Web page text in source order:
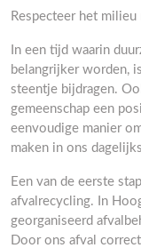
Respecteer het
In een tijd waarin
belangrijker worden,
steentje bijdragen.
gemeenschap een
eenvoudige manier
maken in ons
Een van de eerste
afvalrecycling. In
georganiseerd
Door ons afval